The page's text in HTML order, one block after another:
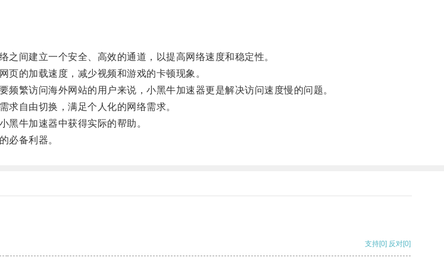
间建立一个安全、高效的通道，以提高网络速度和稳定性。
的加载速度，减少视频和游戏的卡顿现象。
繁访问海外网站的用户来说，小黑牛加速器更是解决访问速度慢的问题。
自由切换，满足个人化的网络需求。
牛加速器中获得实际的帮助。
必备利器。
支持[0] 反对[0]